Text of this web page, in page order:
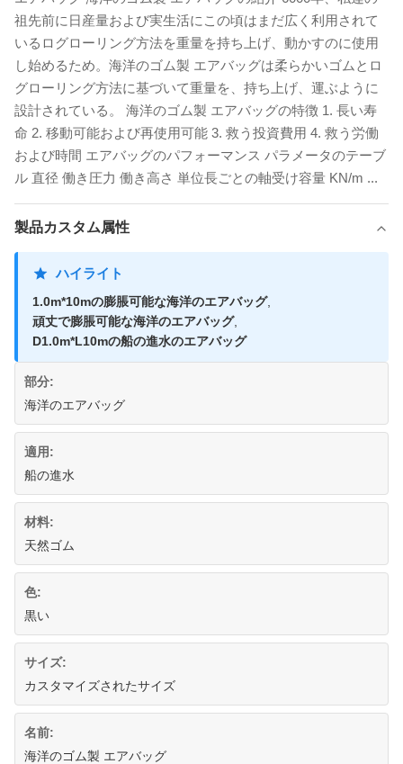
祖先前に日産量および実生活にこの頃はまだ広く利用されて
いるログローリング方法を重量を持ち上げ、動かすのに使用
し始めるため。海洋のゴム製 エアバッグは柔らかいゴムとロ
グローリング方法に基づいて重量を、持ち上げ、運ぶように
設計されている。 海洋のゴム製 エアバッグの特徴 1. 長い寿
命 2. 移動可能および再使用可能 3. 救う投資費用 4. 救う労働
および時間 エアバッグのパフォーマンス パラメータのテーブ
ル 直径 働き圧力 働き高さ 単位長ごとの軸受け容量 KN/m ...
製品カスタム属性
ハイライト
1.0m*10mの膨脹可能な海洋のエアバッグ,
頑丈で膨脹可能な海洋のエアバッグ,
D1.0m*L10mの船の進水のエアバッグ
部分:
海洋のエアバッグ
適用:
船の進水
材料:
天然ゴム
色:
黒い
サイズ:
カスタマイズされたサイズ
名前:
海洋のゴム製 エアバッグ